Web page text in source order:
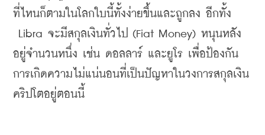
ที่ไหนก็ตามในโลกใบนี้ทั้งง่ายขึ้นและถูกลง อีกทั้ง
Libra จะมีสกุลเงินทั่วไป (Fiat Money) หนุนหลัง
อยู่จำนวนหนึ่ง เช่น ดอลลาร์ และยูโร เพื่อป้องกัน
การเกิดความไม่แน่นอนที่เป็นปัญหาในวงการสกุลเงิน
คริปโตอยู่ตอนนี้